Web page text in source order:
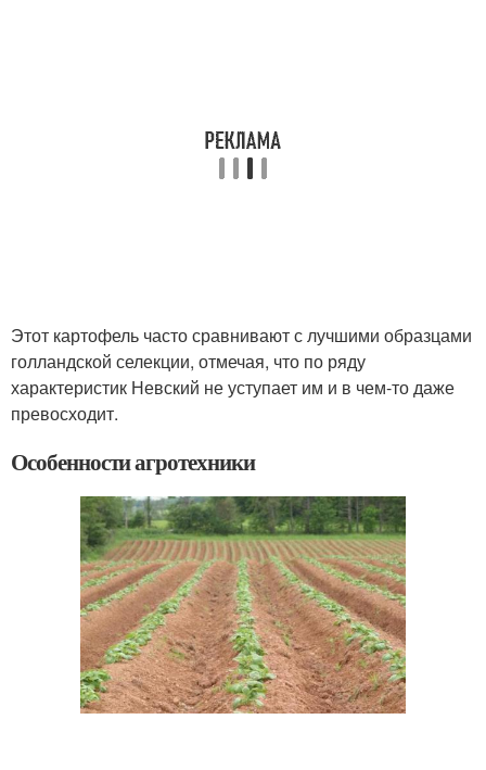
Этот картофель часто сравнивают с лучшими образцами
голландской селекции, отмечая, что по ряду
характеристик Невский не уступает им и в чем-то даже
превосходит.
Особенности агротехники